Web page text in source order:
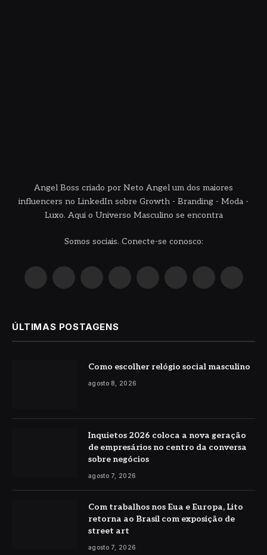
Angel Boss criado por Neto Angel um dos maiores
influencers no LinkedIn sobre Growth - Branding - Moda -
Luxo. Aqui o Universo Masculino se encontra
Somos sociais. Conecte-se conosco:
InstagramPinterestYouTube LinkedIn WhatsAppReddit TikTok
ÚLTIMAS POSTAGENS
Como escolher relógio social masculino
agosto 8, 2026
Inquietos 2026 coloca a nova geração
de empresários no centro da conversa
sobre negócios
agosto 7, 2026
Com trabalhos nos Eua e Europa, Lito
retorna ao Brasil com exposição de
street art
agosto 7, 2026